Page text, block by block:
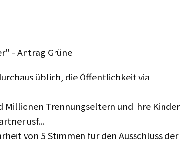
- Antrag Grüne
üblich, die Öffentlichkeit via
Millionen Trennungseltern und ihre Kinder
usf...
von 5 Stimmen für den Ausschluss der